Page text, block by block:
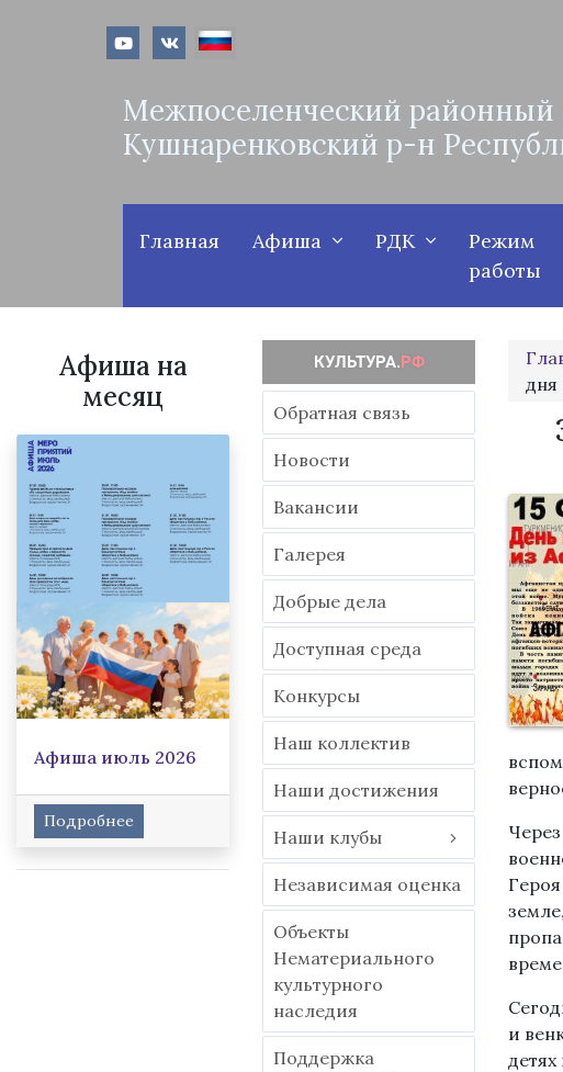
Межпоселенческий районный
Кушнаренковский р-н
Главная Афиша РДК
Режим
работы
Афиша на
месяц
Афиша июль 2026
Подробнее
Обратная связь
Новости
Вакансии
Гaлерея
Добрые дела
Доступная среда
Конкурсы
Наш коллектив
Наши достижения
Наши клубы
Независимая оценка
Объекты
Нематериального
культурного
наследия
Поддержка
дня
и